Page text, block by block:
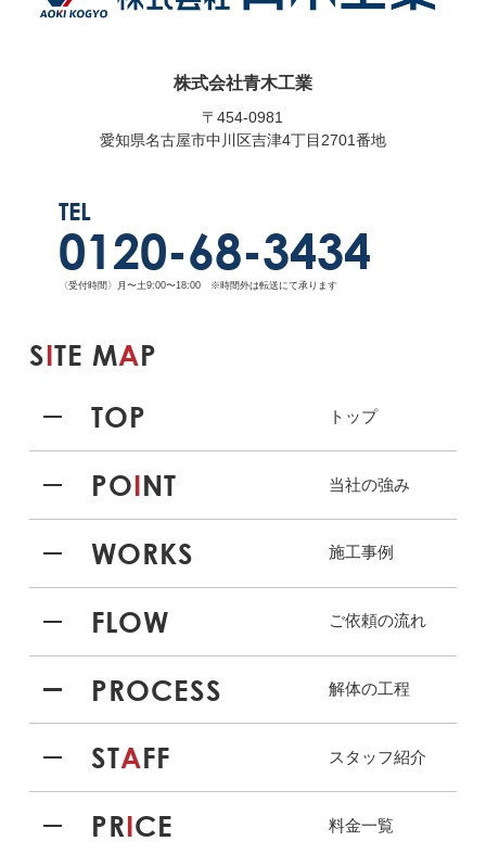
株式会社青木工業
〒454-0981
愛知県名古屋市中川区吉津4丁目2701番地
TEL
0120-68-3434
〈受付時間〉月〜土9:00〜18:00 ※時間外は転送にて承ります
SITE MAP
TOP
トップ
POINT 当社の強み
WORKS 施工事例
FLOW ご依頼の流れ
PROCESS 解体の工程
STAFF スタッフ紹介
PRICE 料金一覧